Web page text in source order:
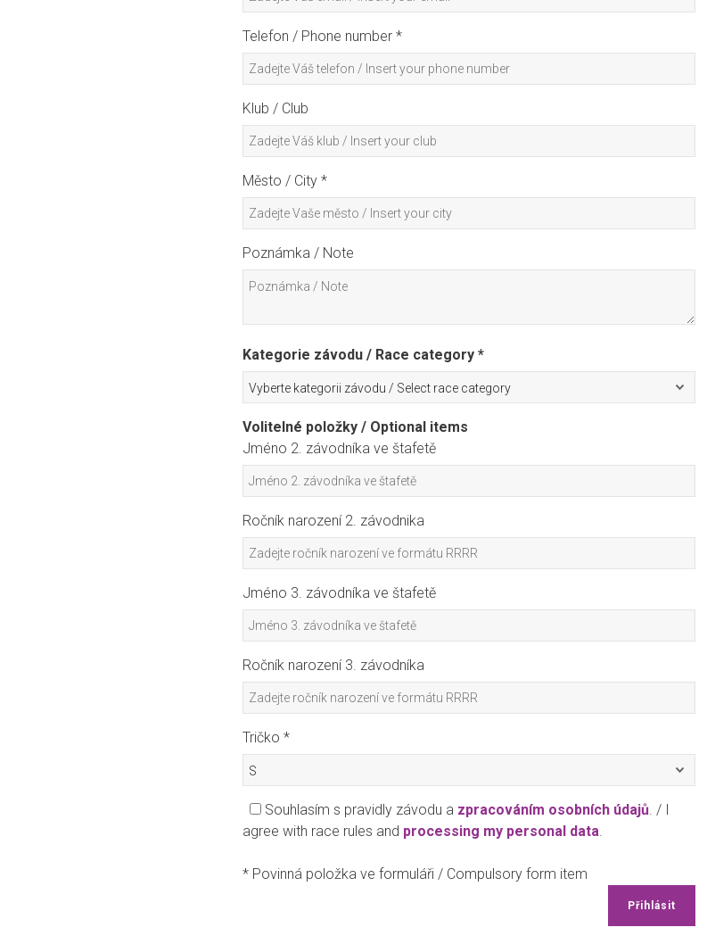
Telefon / Phone number *
Klub / Club
Město / City *
Poznámka / Note
Kategorie závodu / Race category *
Volitelné položky / Optional items
Jméno 2. závodníka ve štafetě
Ročník narození 2. závodnika
Jméno 3. závodníka ve štafetě
Ročník narození 3. závodníka
Tričko *
Souhlasím s pravidly závodu a zpracováním osobních údajů. / I
agree with race rules and processing my personal data.
* Povinná položka ve formuláři / Compulsory form item